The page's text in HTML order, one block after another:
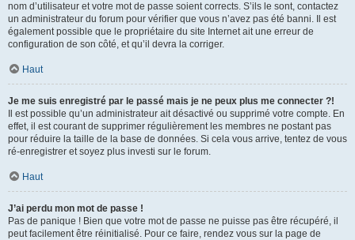
nom d’utilisateur et votre mot de passe soient corrects. S’ils le sont, contactez
un administrateur du forum pour vérifier que vous n’avez pas été banni. Il est
également possible que le propriétaire du site Internet ait une erreur de
configuration de son côté, et qu’il devra la corriger.
Haut
Je me suis enregistré par le passé mais je ne peux plus me connecter ?!
Il est possible qu’un administrateur ait désactivé ou supprimé votre compte. En
effet, il est courant de supprimer régulièrement les membres ne postant pas
pour réduire la taille de la base de données. Si cela vous arrive, tentez de vous
ré-enregistrer et soyez plus investi sur le forum.
Haut
J’ai perdu mon mot de passe !
Pas de panique ! Bien que votre mot de passe ne puisse pas être récupéré, il
peut facilement être réinitialisé. Pour ce faire, rendez vous sur la page de